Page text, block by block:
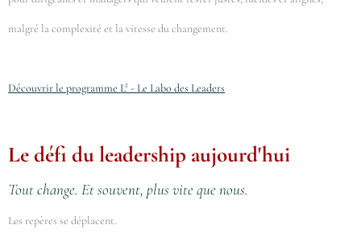
malgré la complexité et la vitesse du changement.
Découvrir le programme L² - Le Labo des Leaders
Le défi du leadership aujourd'hui
Tout change. Et souvent, plus vite que nous.
Les repères se déplacent.